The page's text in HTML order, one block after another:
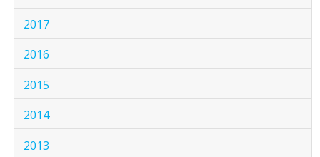
2017
2016
2015
2014
2013